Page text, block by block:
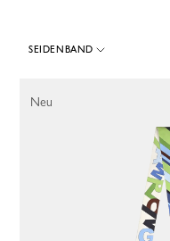
SEIDENBAND
Neu